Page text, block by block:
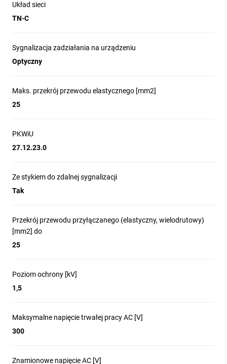
Układ sieci
TN-C
Sygnalizacja zadziałania na urządzeniu
Optyczny
Maks. przekrój przewodu elastycznego [mm2]
25
PKWiU
27.12.23.0
Ze stykiem do zdalnej sygnalizacji
Tak
Przekrój przewodu przyłączanego (elastyczny, wielodrutowy)
[mm2] do
25
Poziom ochrony [kV]
1,5
Maksymalne napięcie trwałej pracy AC [V]
300
Znamionowe napięcie AC [V]